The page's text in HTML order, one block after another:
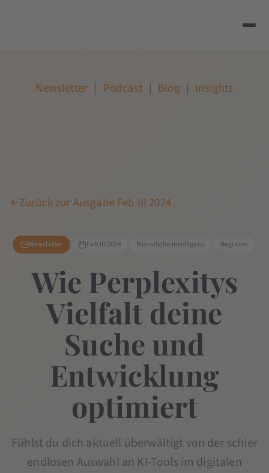
Newsletter | Podcast | Blog | Insights
Zurück zur Ausgabe Feb III 2024
Newsletter Feb III 2024 Künstliche Intelligenz Beginner
Wie Perplexitys
Vielfalt deine
Suche und
Entwicklung
optimiert
Fühlst du dich aktuell überwältigt von der schier
endlosen Auswahl an KI-Tools im digitalen